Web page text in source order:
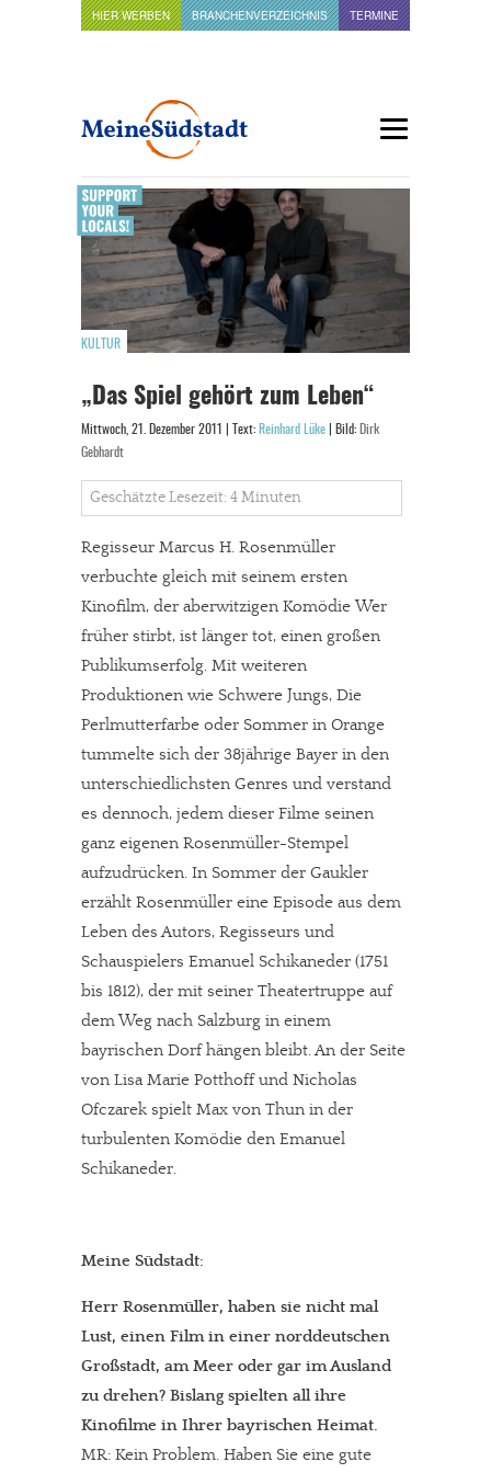
HIER WERBEN BRANCHENVERZEICHNIS TERMINE
KULTUR
„Das Spiel gehört zum Leben“
Mittwoch, 21. Dezember 2011 | Text: Reinhard Lüke | Bild: Dirk
Gebhardt
Geschätzte Lesezeit: 4 Minuten
Regisseur Marcus H. Rosenmüller
verbuchte gleich mit seinem ersten
Kinofilm, der aberwitzigen Komödie Wer
früher stirbt, ist länger tot, einen großen
Publikumserfolg. Mit weiteren
Produktionen wie Schwere Jungs, Die
Perlmutterfarbe oder Sommer in Orange
tummelte sich der 38jährige Bayer in den
unterschiedlichsten Genres und verstand
es dennoch, jedem dieser Filme seinen
ganz eigenen Rosenmüller-Stempel
aufzudrücken. In Sommer der Gaukler
erzählt Rosenmüller eine Episode aus dem
Leben des Autors, Regisseurs und
Schauspielers Emanuel Schikaneder (1751
bis 1812), der mit seiner Theatertruppe auf
dem Weg nach Salzburg in einem
bayrischen Dorf hängen bleibt. An der Seite
von Lisa Marie Potthoff und Nicholas
Ofczarek spielt Max von Thun in der
turbulenten Komödie den Emanuel
Schikaneder.
Meine Südstadt:
Herr Rosenmüller, haben sie nicht mal
Lust, einen Film in einer norddeutschen
Großstadt, am Meer oder gar im Ausland
zu drehen? Bislang spielten all ihre
Kinofilme in Ihrer bayrischen Heimat.
MR: Kein Problem. Haben Sie eine gute